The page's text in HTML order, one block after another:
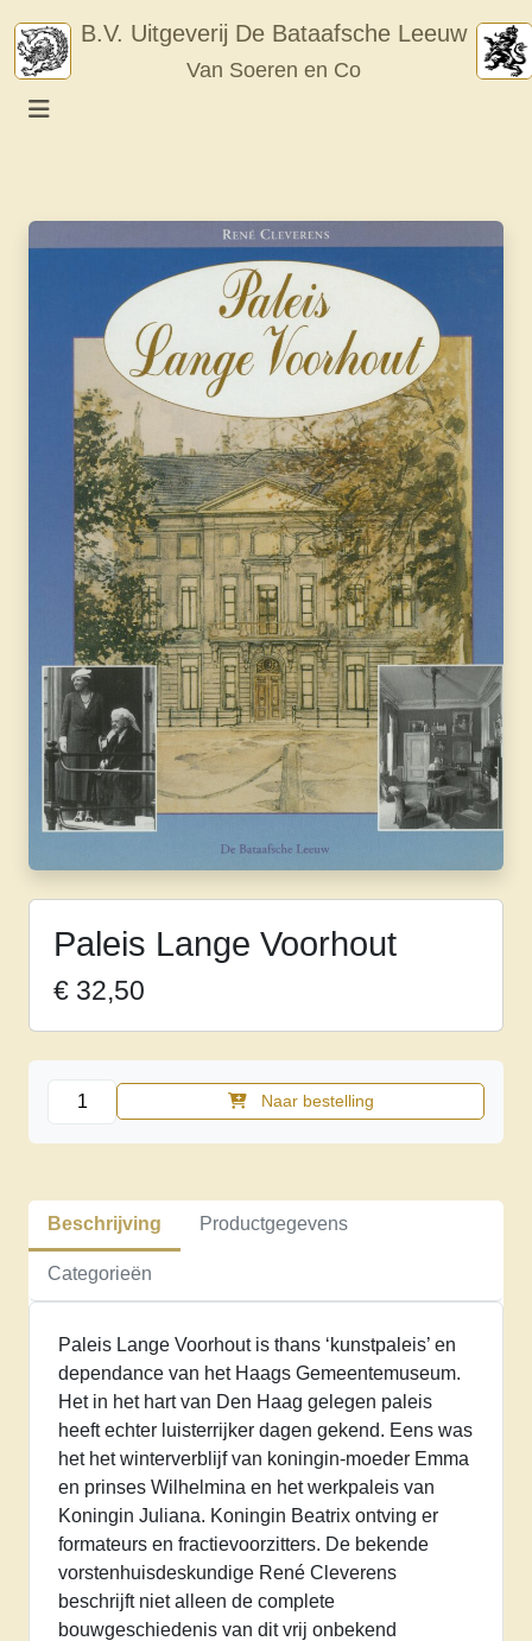
content
B.V. Uitgeverij De Bataafsche Leeuw
Van Soeren en Co
Paleis Lange Voorhout
€ 32,50
Paleis
Lange
Voorhout
Naar bestelling
Beschrijving Productgegevens
Categorieën
Paleis Lange Voorhout is thans ‘kunstpaleis’ en
dependance van het Haags Gemeentemuseum.
Het in het hart van Den Haag gelegen paleis
heeft echter luisterrijker dagen gekend. Eens was
het het winterverblijf van koningin-moeder Emma
en prinses Wilhelmina en het werkpaleis van
Koningin Juliana. Koningin Beatrix ontving er
formateurs en fractievoorzitters. De bekende
vorstenhuisdeskundige René Cleverens
beschrijft niet alleen de complete
bouwgeschiedenis van dit vrij onbekend